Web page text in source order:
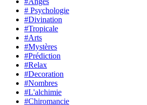
# Psychologie
#Divination
#Tropicale
#Arts
#Mystères
#Prédiction
#Relax
#Decoration
#Nombres
#L'alchimie
#Chiromancie